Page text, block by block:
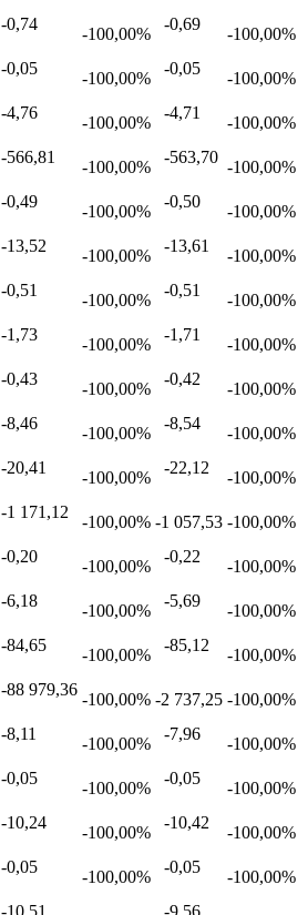
-0,74
-100,00%
-0,69
-100,00%
-0,05
-100,00%
-0,05
-100,00%
-4,76
-100,00%
-4,71
-100,00%
-566,81
-100,00%
-563,70
-100,00%
-0,49
-100,00%
-0,50
-100,00%
-13,52
-100,00%
-13,61
-100,00%
-0,51
-100,00%
-0,51
-100,00%
-1,73
-100,00%
-1,71
-100,00%
-0,43
-100,00%
-0,42
-100,00%
-8,46
-100,00%
-8,54
-100,00%
-20,41
-100,00%
-22,12
-100,00%
-1 171,12
-100,00% -1 057,53 -100,00%
-0,20
-100,00%
-0,22
-100,00%
-6,18
-100,00%
-5,69
-100,00%
-84,65
-100,00%
-85,12
-100,00%
-88 979,36
-100,00% -2 737,25 -100,00%
-8,11
-100,00%
-7,96
-100,00%
-0,05
-100,00%
-0,05
-100,00%
-10,24
-100,00%
-10,42
-100,00%
-0,05
-100,00%
-0,05
-100,00%
-10,51 -9,56